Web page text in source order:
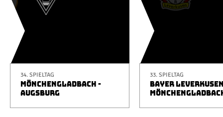
34. SPIELTAG
MÖNCHENGLADBACH -
AUGSBURG
33. SPIELTAG
BAYER